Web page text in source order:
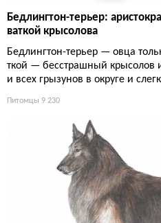
Бедлингтон-терьер:
ваткой крысолова
Бедлингтон-терьер — овца
ткой — бесстрашный крысолов
и всех грызунов в округе и
Питомцы 9 230